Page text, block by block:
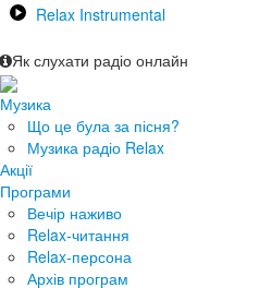
Relax Instrumental
Як слухати радіо онлайн
Музика
Що це була за пісня?
Музика радіо Relax
Акції
Програми
Вечір наживо
Relax-читання
Relax-персона
Архів програм